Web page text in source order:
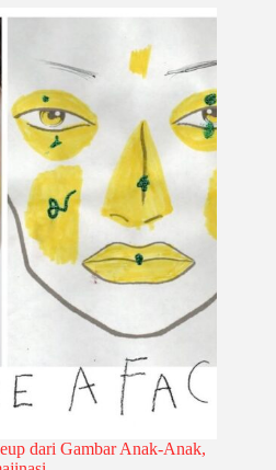
dari Gambar Anak-Anak,